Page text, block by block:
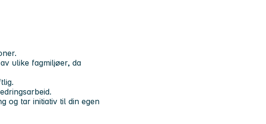
ulike fagmiljøer, da
og tar initiativ til din egen